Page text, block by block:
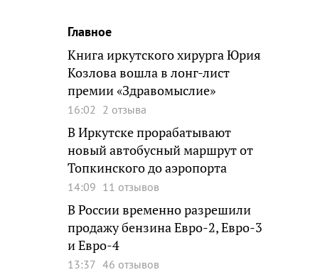
Главное
Книга иркутского хирурга Юрия
Козлова вошла в лонг-лист
премии «Здравомыслие»
16:02 2 отзыва
В Иркутске прорабатывают
новый автобусный маршрут от
Топкинского до аэропорта
14:09 11 отзывов
В России временно разрешили
продажу бензина Евро-2, Евро-3
и Евро-4
13:37 46 отзывов